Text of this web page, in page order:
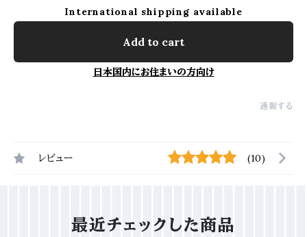
International shipping available
Add to cart
日本国内にお住まいの方向け
通報する
レビュー (10)
最近チェックした商品